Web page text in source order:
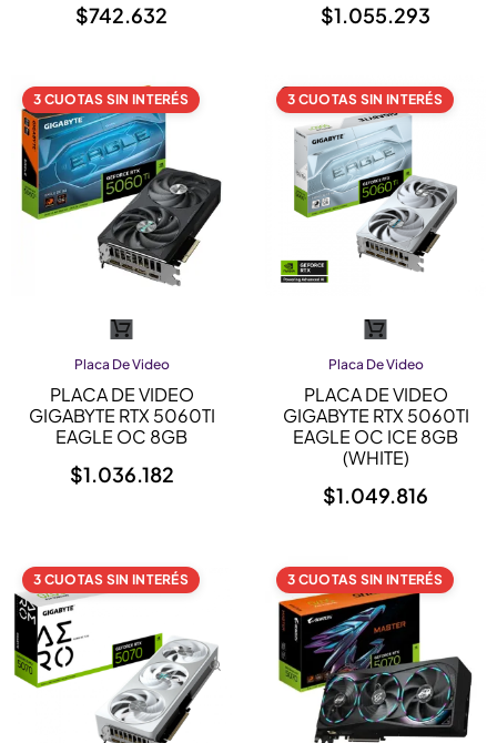
$742.632 $1.055.293
3 CUOTAS SIN INTERÉS
Placa De Video
PLACA DE VIDEO
GIGABYTE RTX 5060TI
EAGLE OC 8GB
$1.036.182
3 CUOTAS SIN INTERÉS
Placa De Video
PLACA DE VIDEO
GIGABYTE RTX 5060TI
EAGLE OC ICE 8GB
(WHITE)
$1.049.816
3 CUOTAS SIN INTERÉS 3 CUOTAS SIN INTERÉS